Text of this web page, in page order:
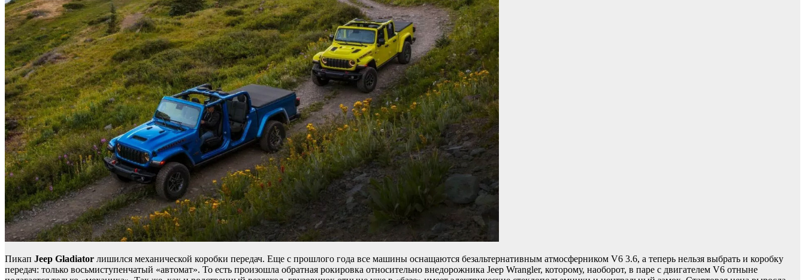
Пикап Jeep Gladiator лишился механической коробки передач. Еще с прошлого года все машины оснащаются безальтернативным атмосферником V6 3.6, а теперь нельзя выбрать и коробку
передач: только восьмиступенчатый «автомат». То есть произошла обратная рокировка относительно внедорожника Jeep Wrangler, которому, наоборот, в паре с двигателем V6 отныне